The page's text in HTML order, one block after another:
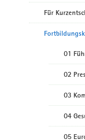
Für
01
02
03
04
05